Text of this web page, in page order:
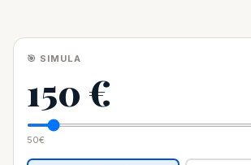
🎯 SIMULA
150 €
50€